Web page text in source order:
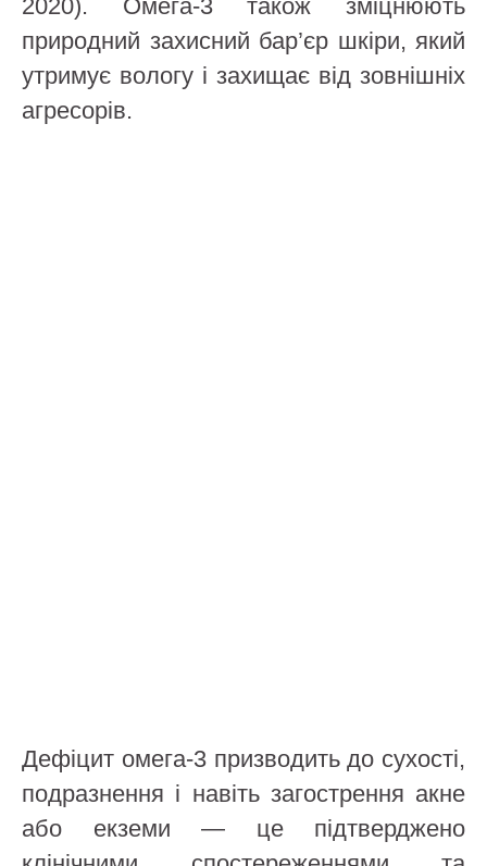
2020). Омега-3 також зміцнюють
природний захисний бар’єр шкіри, який
утримує вологу і захищає від зовнішніх
агресорів.
Дефіцит омега-3 призводить до сухості,
подразнення і навіть загострення акне
або екземи — це підтверджено